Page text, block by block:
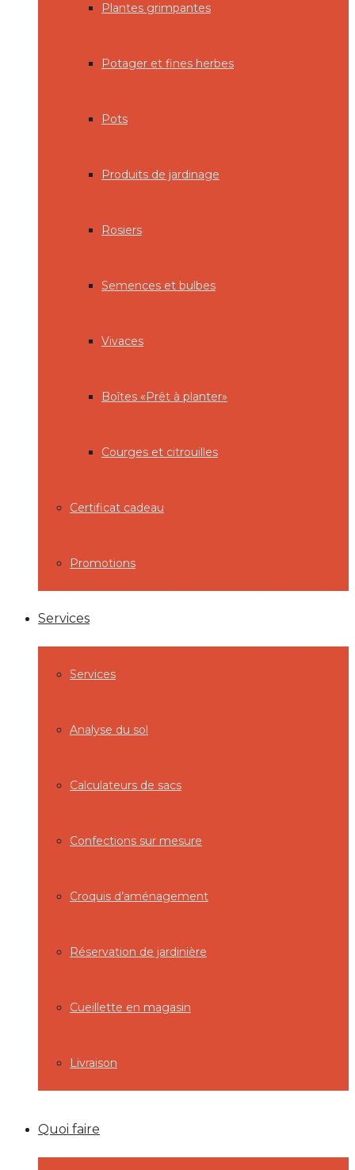
Plantes grimpantes
Potager et fines herbes
Pots
Produits de jardinage
Rosiers
Semences et bulbes
Vivaces
Boîtes «Prêt à planter»
Courges et citrouilles
Certificat cadeau
Promotions
Services
Services
Analyse du sol
Calculateurs de sacs
Confections sur mesure
Croquis d’aménagement
Réservation de jardinière
Cueillette en magasin
Livraison
Quoi faire